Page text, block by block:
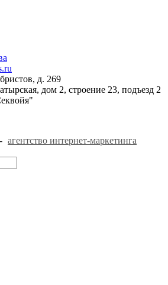
д. 269
дом 2, строение 23, подъезд 2
- агентство интернет-маркетинга